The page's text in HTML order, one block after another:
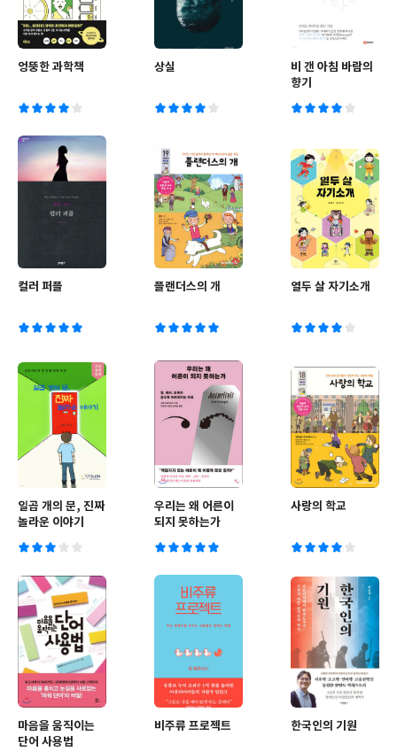
엉뚱한 과학책 상실
비 갠 아침 바람의
향기
컬러 퍼플 플랜더스의 개 열두 살 자기소개
일곱 개의 문, 진짜
놀라운 이야기
우리는 왜 어른이
되지 못하는가
사랑의 학교
마음을 움직이는
단어 사용법
비주류 프로젝트 한국인의 기원